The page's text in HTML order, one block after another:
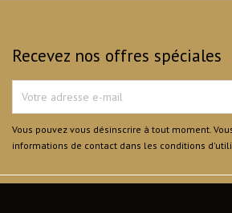
Recevez nos offres spéciales
Vous pouvez vous désinscrire à tout moment.
informations de contact dans les conditions